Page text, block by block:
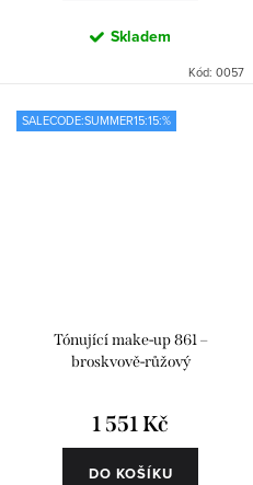
Skladem
Kód: 0057
SALECODE:SUMMER15:15:%
Tónující make-up 861 –
broskvově-růžový
1 551 Kč
DO KOŠÍKU